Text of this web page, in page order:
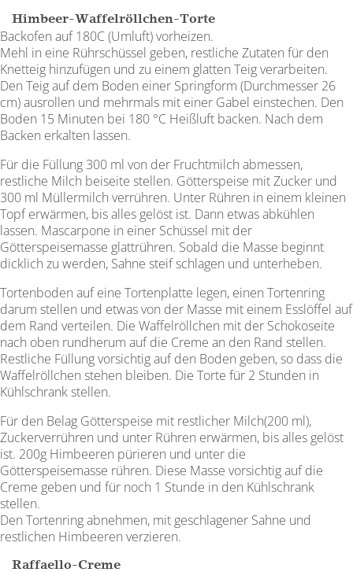
Himbeer-Waffelröllchen-Torte
Backofen auf 180C (Umluft) vorheizen.
Mehl in eine Rührschüssel geben, restliche Zutaten für den
Knetteig hinzufügen und zu einem glatten Teig verarbeiten.
Den Teig auf dem Boden einer Springform (Durchmesser 26
cm) ausrollen und mehrmals mit einer Gabel einstechen. Den
Boden 15 Minuten bei 180 °C Heißluft backen. Nach dem
Backen erkalten lassen.
Für die Füllung 300 ml von der Fruchtmilch abmessen,
restliche Milch beiseite stellen. Götterspeise mit Zucker und
300 ml Müllermilch verrühren. Unter Rühren in einem kleinen
Topf erwärmen, bis alles gelöst ist. Dann etwas abkühlen
lassen. Mascarpone in einer Schüssel mit der
Götterspeisemasse glattrühren. Sobald die Masse beginnt
dicklich zu werden, Sahne steif schlagen und unterheben.
Tortenboden auf eine Tortenplatte legen, einen Tortenring
darum stellen und etwas von der Masse mit einem Esslöffel auf
dem Rand verteilen. Die Waffelröllchen mit der Schokoseite
nach oben rundherum auf die Creme an den Rand stellen.
Restliche Füllung vorsichtig auf den Boden geben, so dass die
Waffelröllchen stehen bleiben. Die Torte für 2 Stunden in
Kühlschrank stellen.
Für den Belag Götterspeise mit restlicher Milch(200 ml),
Zuckerverrühren und unter Rühren erwärmen, bis alles gelöst
ist. 200g Himbeeren pürieren und unter die
Götterspeisemasse rühren. Diese Masse vorsichtig auf die
Creme geben und für noch 1 Stunde in den Kühlschrank
stellen.
Den Tortenring abnehmen, mit geschlagener Sahne und
restlichen Himbeeren verzieren.
Raffaello-Creme